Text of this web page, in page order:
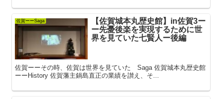
佐賀ーーSaga
【佐賀城本丸歴史館】in佐賀3ー
ー先憂後楽を実現するために世
界を見ていた七賢人ー後編
佐賀ーーその時、佐賀は世界を見ていた Saga 佐賀城本丸歴史館
ーーHistory 佐賀藩主鍋島直正の業績を讃え、そ...